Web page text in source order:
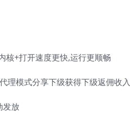
核+打开速度更快,运行更顺畅
理模式分享下级获得下级返佣收入
发放